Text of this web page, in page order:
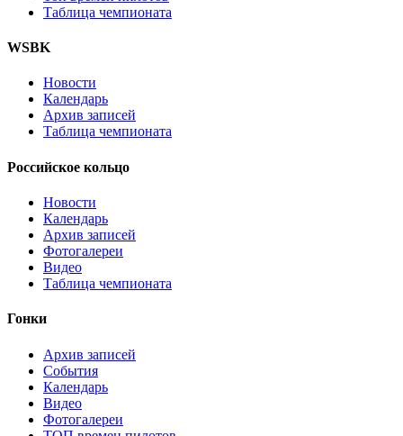
Таблица чемпионата
WSBK
Новости
Календарь
Архив записей
Таблица чемпионата
Российское кольцо
Новости
Календарь
Архив записей
Фотогалереи
Видео
Таблица чемпионата
Гонки
Архив записей
События
Календарь
Видео
Фотогалереи